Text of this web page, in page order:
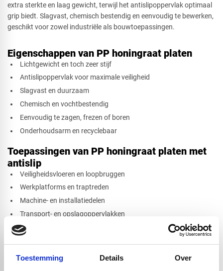
Toestemming Details Over
extra sterkte en laag gewicht, terwijl het antislipoppervlak optimaal
grip biedt. Slagvast, chemisch bestendig en eenvoudig te bewerken,
geschikt voor zowel industriële als bouwtoepassingen.
Eigenschappen van PP honingraat platen
Lichtgewicht en toch zeer stijf
Antislipoppervlak voor maximale veiligheid
Slagvast en duurzaam
Chemisch en vochtbestendig
Eenvoudig te zagen, frezen of boren
Onderhoudsarm en recyclebaar
Toepassingen van PP honingraat platen met
antislip
Veiligheidsvloeren en loopbruggen
Werkplatforms en traptreden
Machine- en installatiedelen
Transport- en opslagoppervlakken
Afwerking van wanden en constructies waar grip belangrijk is
Waarom kiezen voor een honingraatplaat met
antislip?